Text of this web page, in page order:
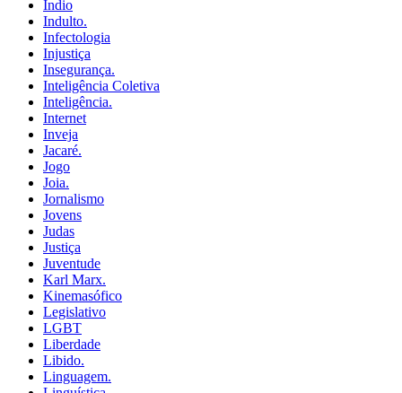
Índio
Indulto.
Infectologia
Injustiça
Insegurança.
Inteligência Coletiva
Inteligência.
Internet
Inveja
Jacaré.
Jogo
Joia.
Jornalismo
Jovens
Judas
Justiça
Juventude
Karl Marx.
Kinemasófico
Legislativo
LGBT
Liberdade
Libido.
Linguagem.